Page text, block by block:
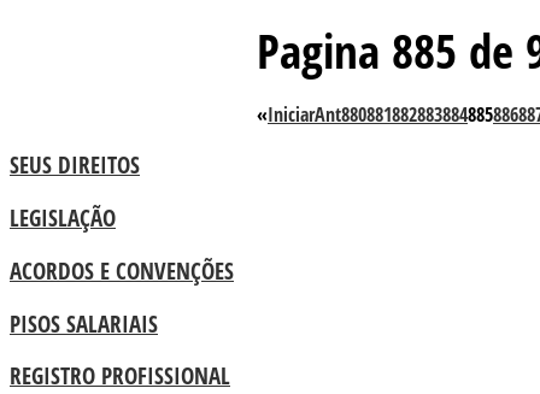
Pagina 885 de
«IniciarAnt880881882883884885886
SEUS DIREITOS
LEGISLAÇÃO
ACORDOS E CONVENÇÕES
PISOS SALARIAIS
REGISTRO PROFISSIONAL